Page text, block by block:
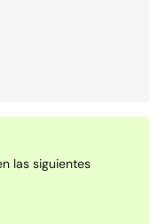
las siguientes